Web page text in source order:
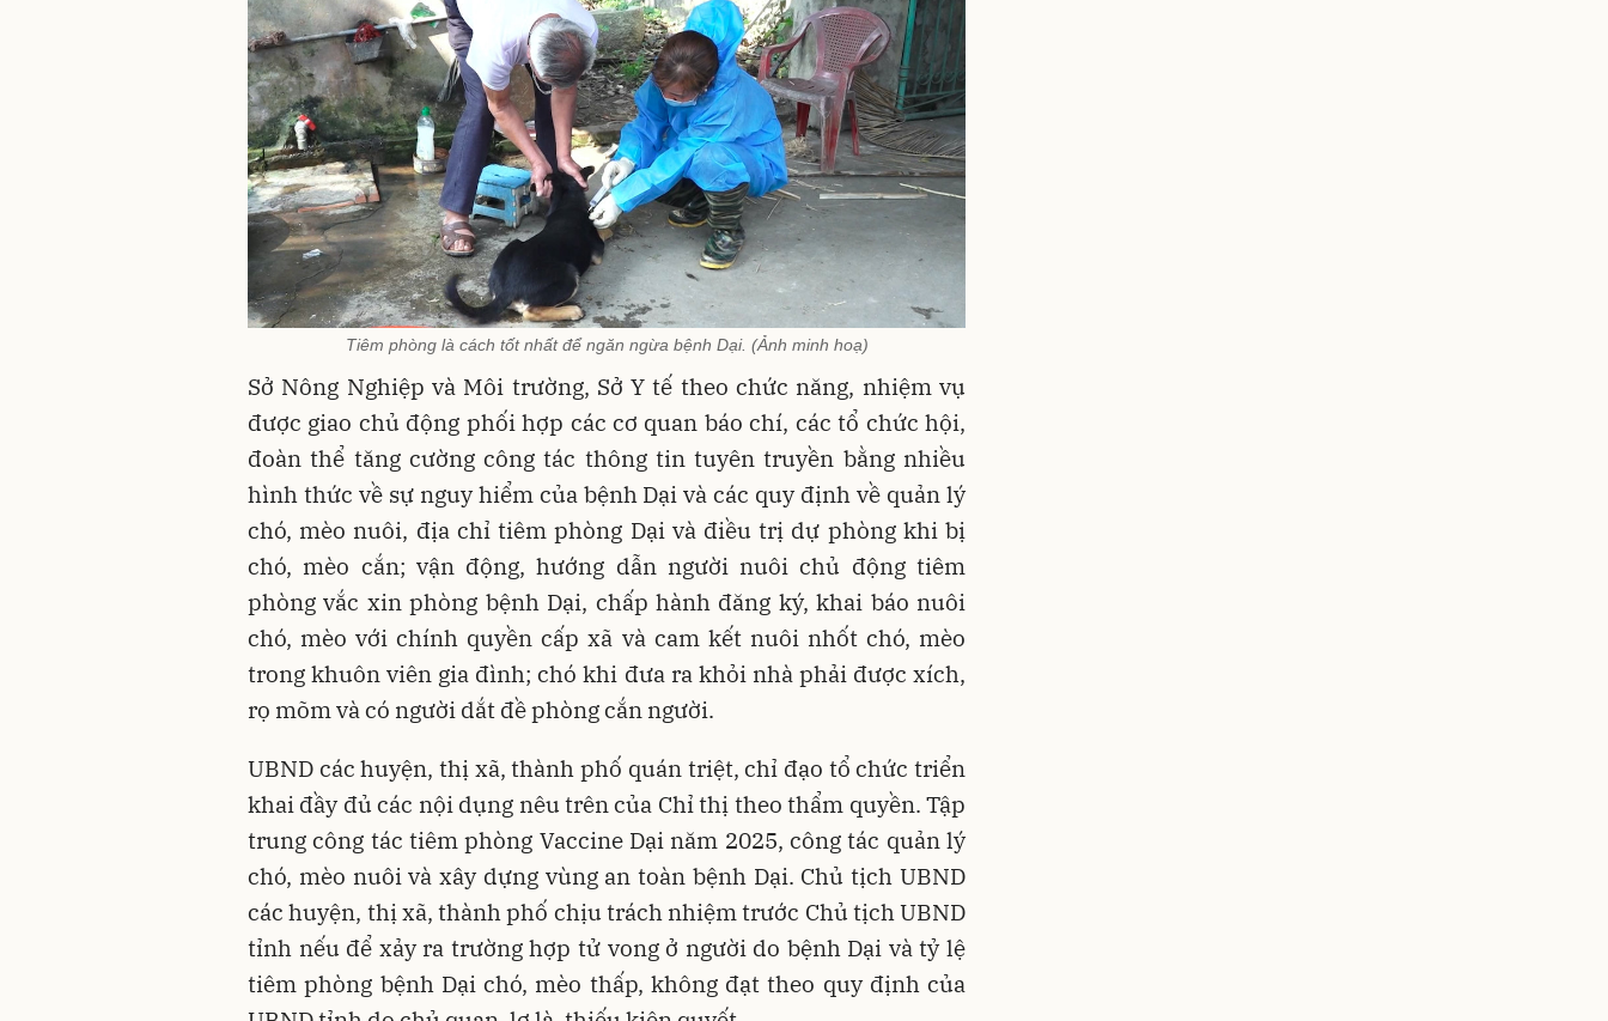
Tiêm phòng là cách tốt nhất để ngăn ngừa bệnh Dại. (Ảnh minh hoạ)
Sở Nông Nghiệp và Môi trường, Sở Y tế theo chức năng, nhiệm vụ
được giao chủ động phối hợp các cơ quan báo chí, các tổ chức hội,
đoàn thể tăng cường công tác thông tin tuyên truyền bằng nhiều
hình thức về sự nguy hiểm của bệnh Dại và các quy định về quản lý
chó, mèo nuôi, địa chỉ tiêm phòng Dại và điều trị dự phòng khi bị
chó, mèo cắn; vận động, hướng dẫn người nuôi chủ động tiêm
phòng vắc xin phòng bệnh Dại, chấp hành đăng ký, khai báo nuôi
chó, mèo với chính quyền cấp xã và cam kết nuôi nhốt chó, mèo
trong khuôn viên gia đình; chó khi đưa ra khỏi nhà phải được xích,
rọ mõm và có người dắt đề phòng cắn người.
UBND các huyện, thị xã, thành phố quán triệt, chỉ đạo tổ chức triển
khai đầy đủ các nội dụng nêu trên của Chỉ thị theo thẩm quyền. Tập
trung công tác tiêm phòng Vaccine Dại năm 2025, công tác quản lý
chó, mèo nuôi và xây dựng vùng an toàn bệnh Dại. Chủ tịch UBND
các huyện, thị xã, thành phố chịu trách nhiệm trước Chủ tịch UBND
tỉnh nếu để xảy ra trường hợp tử vong ở người do bệnh Dại và tỷ lệ
tiêm phòng bệnh Dại chó, mèo thấp, không đạt theo quy định của